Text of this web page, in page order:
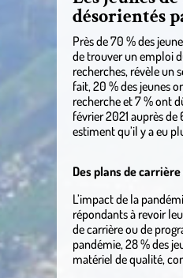
désorientés
Près de 70 % des
de trouver un emploi
recherches, révèle un
fait, 20 % des jeunes
recherche et 7 % ont
février 2021 auprès de
estiment qu’il y a eu
Des plans de
L’impact de la
répondants à revoir
de carrière ou de
pandémie, 28 % des
matériel de qualité,